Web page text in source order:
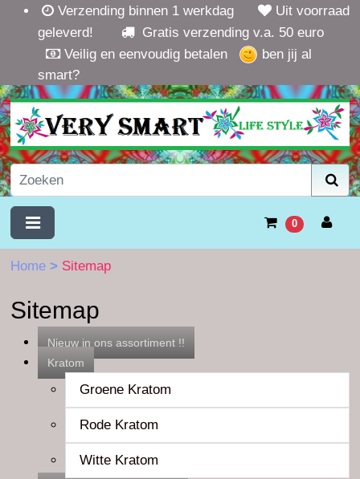
Verzending binnen 1 werkdag
Uit voorraad
geleverd!
Gratis verzending v.a. 50 euro
Veilig en eenvoudig betalen
ben jij al
smart?
0
Home > Sitemap
Sitemap
Nieuw in ons assortiment !!
Kratom
Groene Kratom
Rode Kratom
Witte Kratom